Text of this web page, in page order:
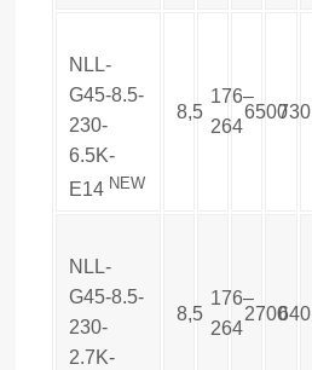
NLL-
G45-8.5-
230-
6.5K-
E14 NEW
8,5
176–
264
6500730
NLL-
G45-8.5-
230-
2.7K-
8,5
176–
264
2700640